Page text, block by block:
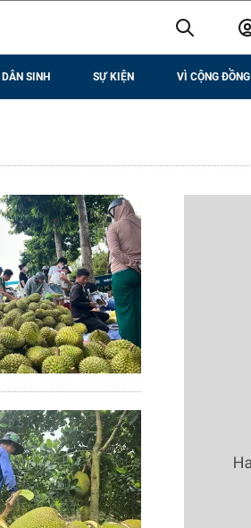
DÂN SINH SỰ KIỆN VÌ CỘNG ĐỒNG